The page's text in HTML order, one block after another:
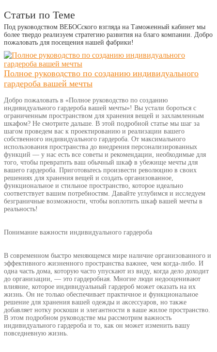
Статьи по Теме
Под руководством ВЕБОСского взгляда на Таможенный кабинет мы
более твердо реализуем стратегию развития на благо компании. Добро
пожаловать для посещения нашей фабрики!
Полное руководство по созданию индивидуального
гардероба вашей мечты
Добро пожаловать в «Полное руководство по созданию
индивидуального гардероба вашей мечты»! Вы устали бороться с
ограниченным пространством для хранения вещей и захламленным
шкафом? Не смотрите дальше. В этой подробной статье мы шаг за
шагом проведем вас к проектированию и реализации вашего
собственного индивидуального гардероба. От максимального
использования пространства до внедрения персонализированных
функций — у нас есть все советы и рекомендации, необходимые для
того, чтобы превратить ваш обычный шкаф в убежище мечты для
вашего гардероба. Приготовьтесь произвести революцию в своих
решениях для хранения вещей и создать организованное,
функциональное и стильное пространство, которое идеально
соответствует вашим потребностям. Давайте углубимся и исследуем
безграничные возможности, чтобы воплотить шкаф вашей мечты в
реальность!
Понимание важности индивидуального гардероба
В современном быстро меняющемся мире наличие организованного и
эффективного жизненного пространства важнее, чем когда-либо. И
одна часть дома, которую часто упускают из виду, когда дело доходит
до организации, — это гардеробная. Многие люди недооценивают
влияние, которое индивидуальный гардероб может оказать на их
жизнь. Он не только обеспечивает практичное и функциональное
решение для хранения вашей одежды и аксессуаров, но также
добавляет нотку роскоши и элегантности в ваше жилое пространство.
В этом подробном руководстве мы рассмотрим важность
индивидуального гардероба и то, как он может изменить вашу
повседневную жизнь.